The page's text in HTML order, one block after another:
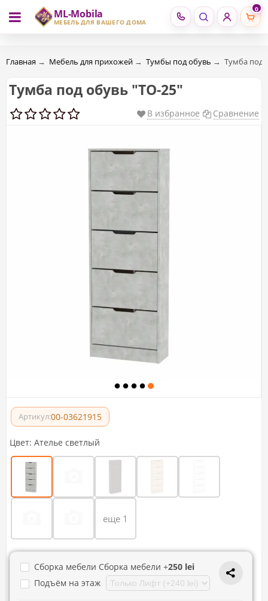
ML-Mobila
МЕБЕЛЬ ДЛЯ ВАШЕГО ДОМА
0
RU RO
Главная → Мебель для прихожей → Тумбы под обувь → Тумба под
Тумба под обувь "ТО-25"
В избранное Сравнение
Артикул:00-03621915
Цвет: Ателье светлый
еще 1
Сборка мебели Сборка мебели +250 lei
Подъём на этаж